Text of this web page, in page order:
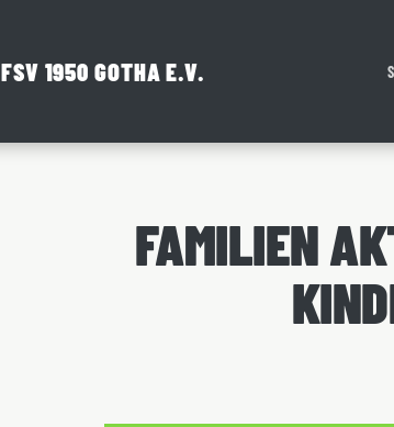
FSV 1950 GOTHA E.V.
FAMILIEN